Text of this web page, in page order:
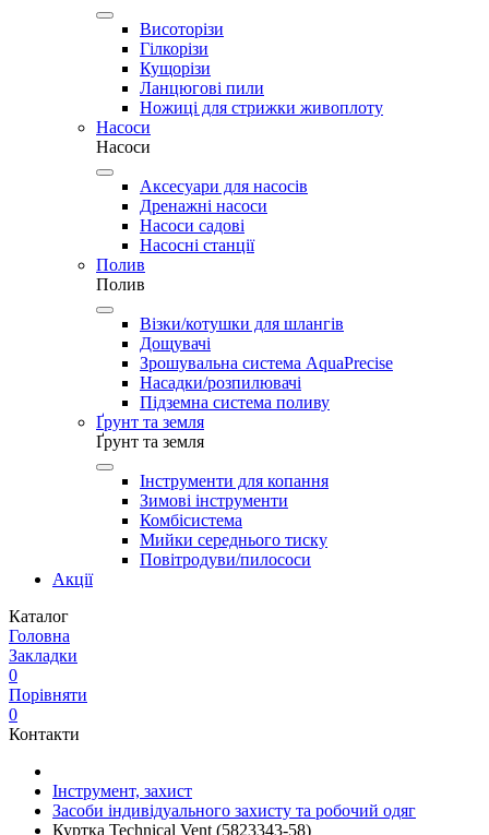
Висоторізи
Гілкорізи
Кущорізи
Ланцюгові пили
Ножиці для стрижки живоплоту
Насоси
Насоси
Аксесуари для насосів
Дренажні насоси
Насоси садові
Насосні станції
Полив
Полив
Візки/котушки для шлангів
Дощувачі
Зрошувальна система AquaPrecise
Насадки/розпилювачі
Підземна система поливу
Ґрунт та земля
Ґрунт та земля
Інструменти для копання
Зимові інструменти
Комбісистема
Мийки середнього тиску
Повітродуви/пилососи
Акції
Каталог
Головна
Закладки
0
Порівняти
0
Контакти
Інструмент, захист
Засоби індивідуального захисту та робочий одяг
Куртка Technical Vent (5823343-58)